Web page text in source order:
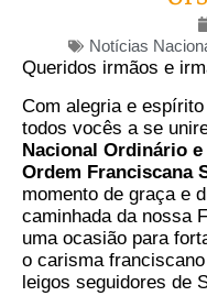
Notícias
Queridos irmãos e
Com alegria e
todos vocês a se
Nacional Ordinário
Ordem Franciscana
momento de graça e
caminhada da nossa
uma ocasião para
o carisma
leigos seguidores de